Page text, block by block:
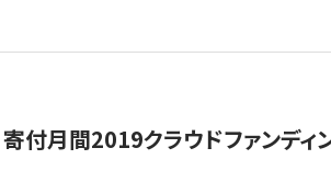
寄付月間2019クラウドファンデ